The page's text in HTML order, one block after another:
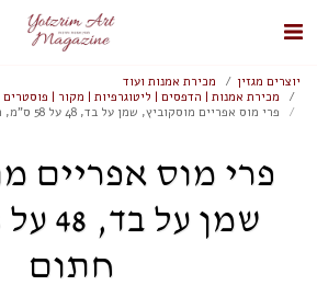
יוצרים מגזין
מכירת אמנות ועוד
מכירת אמנות | הדפסים | ליטוגרפיות | מקור | פוסטרים
פרי מוס אפריים מוסקוביץ, שמן על בד, 48 על 58 ס"מ, חתום
פרי מוס אפריים
חתום